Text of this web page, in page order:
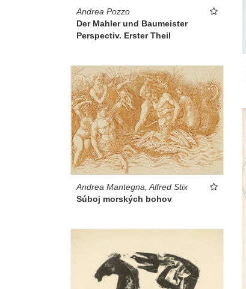
Andrea Pozzo
Der Mahler und Baumeister
Perspectiv. Erster Theil
Andrea Mantegna, Alfred Stix
Súboj morských bohov